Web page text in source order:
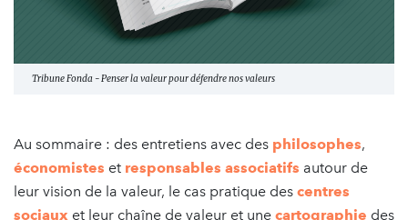
Tribune Fonda - Penser la valeur pour défendre nos valeurs
Au sommaire : des entretiens avec des philosophes,
économistes et responsables associatifs autour de
leur vision de la valeur, le cas pratique des centres
sociaux et leur chaîne de valeur et une cartographie des